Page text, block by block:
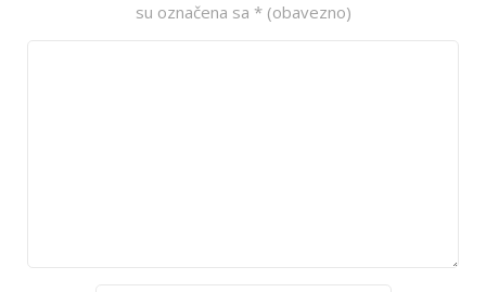
su označena sa * (obavezno)